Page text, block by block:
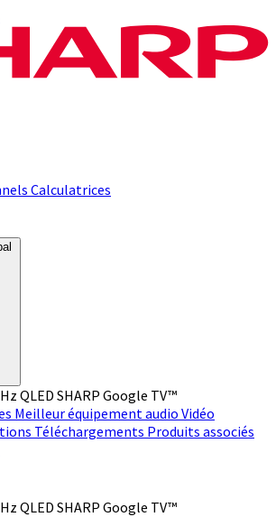
Calculatrices
QLED SHARP Google TV™
Meilleur équipement audio Vidéo
Téléchargements Produits associés
QLED SHARP Google TV™